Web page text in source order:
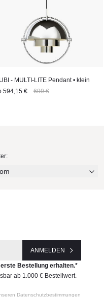
- MULTI-LITE Pendant • klein
594,15 € 699 €
ANMELDEN
Bestellung erhalten.*
ab 1.000 € Bestellwert.
Datenschutzbestimmungen